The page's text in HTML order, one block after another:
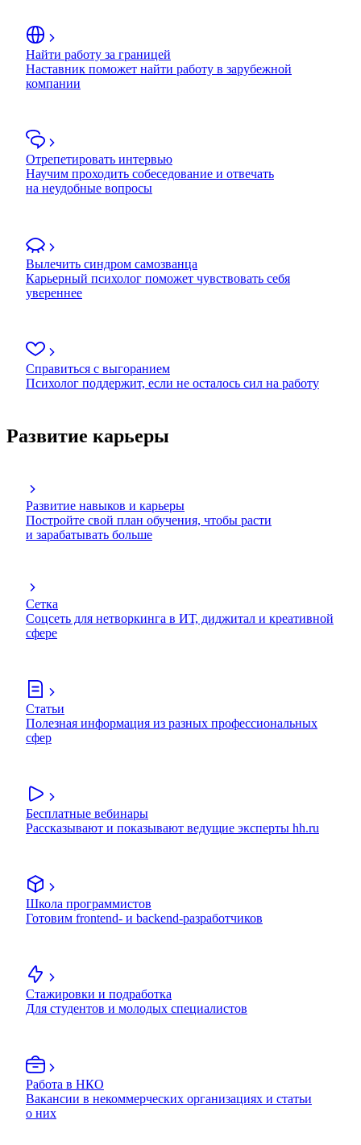
Найти работу за границей
Наставник поможет найти работу в зарубежной
компании
Отрепетировать интервью
Научим проходить собеседование и отвечать
на неудобные вопросы
Вылечить синдром самозванца
Карьерный психолог поможет чувствовать себя
увереннее
Справиться с выгоранием
Психолог поддержит, если не осталось сил на работу
Развитие карьеры
Развитие навыков и карьеры
Постройте свой план обучения, чтобы расти
и зарабатывать больше
Сетка
Соцсеть для нетворкинга в ИТ, диджитал и креативной
сфере
Статьи
Полезная информация из разных профессиональных
сфер
Бесплатные вебинары
Рассказывают и показывают ведущие эксперты hh.ru
Школа программистов
Готовим frontend- и backend-разработчиков
Стажировки и подработка
Для студентов и молодых специалистов
Работа в НКО
Вакансии в некоммерческих организациях и статьи
о них